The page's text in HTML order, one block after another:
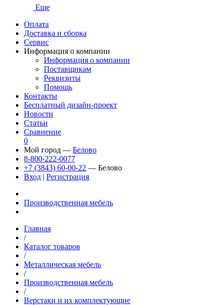
Еще
Оплата
Доставка и сборка
Сервис
Информация о компании
Информация о компании
Поставщикам
Реквизиты
Помощь
Контакты
Бесплатный дизайн-проект
Новости
Статьи
Сравнение
0
Мой город — Белово
8-800-222-0077
+7 (3843) 60-00-22 — Белово
Вход | Регистрация
Производственная мебель
Главная
/
Каталог товаров
/
Металлическая мебель
/
Производственная мебель
/
Верстаки и их комплектующие